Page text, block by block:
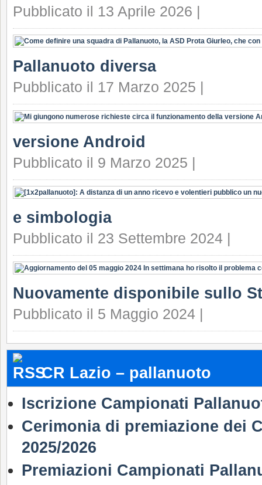
Pubblicato il 13 Aprile 2026 |
Pallanuoto diversa
Pubblicato il 17 Marzo 2025 |
versione Android
Pubblicato il 9 Marzo 2025 |
e simbologia
Pubblicato il 23 Settembre 2024 |
Nuovamente disponibile sullo
Pubblicato il 5 Maggio 2024 |
CR Lazio – pallanuoto
Iscrizione Campionati
Cerimonia di premiazione dei
2025/2026
Premiazioni Campionati